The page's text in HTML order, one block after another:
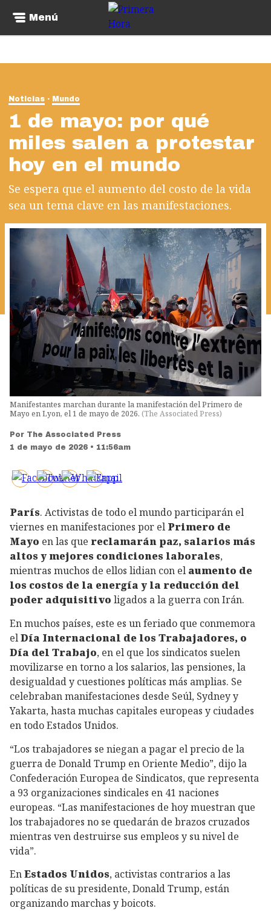
Menú
Noticias Mundo
1 de mayo: por qué
miles salen a protestar
hoy en el mundo
Se espera que el aumento del costo de la vida
sea un tema clave en las manifestaciones.
Manifestantes marchan durante la manifestación del Primero de
Mayo en Lyon, el 1 de mayo de 2026. (The Associated Press)
Por The Associated Press
1 de mayo de 2026 • 11:56am
París. Activistas de todo el mundo participarán el
viernes en manifestaciones por el Primero de
Mayo en las que reclamarán paz, salarios más
altos y mejores condiciones laborales,
mientras muchos de ellos lidian con el aumento de
los costos de la energía y la reducción del
poder adquisitivo ligados a la guerra con Irán.
En muchos países, este es un feriado que conmemora
elDía Internacional de los Trabajadores, o
Día del Trabajo, en el que los sindicatos suelen
movilizarse en torno a los salarios, las pensiones, la
desigualdad y cuestiones políticas más amplias. Se
celebraban manifestaciones desde Seúl, Sydney y
Yakarta, hasta muchas capitales europeas y ciudades
en todo Estados Unidos.
“Los trabajadores se niegan a pagar el precio de la
guerra de Donald Trump en Oriente Medio”, dijo la
Confederación Europea de Sindicatos, que representa
a 93 organizaciones sindicales en 41 naciones
europeas. “Las manifestaciones de hoy muestran que
los trabajadores no se quedarán de brazos cruzados
mientras ven destruirse sus empleos y su nivel de
vida”.
EnEstados Unidos, activistas contrarios a las
políticas de su presidente, Donald Trump, están
organizando marchas y boicots.